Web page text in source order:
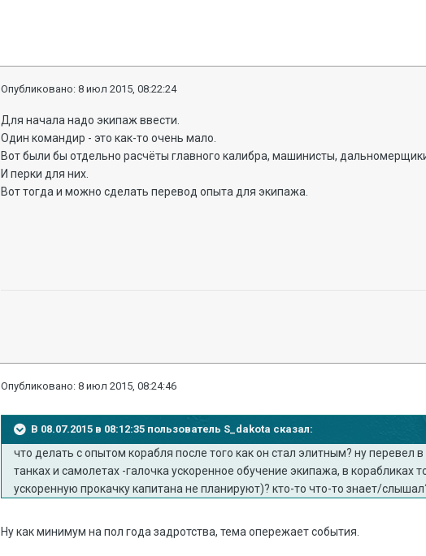
Опубликовано:8 июл 2015, 08:22:24
Для начала надо экипаж ввести.
Один командир - это как-то очень мало.
Вот были бы отдельно расчёты главного калибра, машинисты,
И перки для них.
Вот тогда и можно сделать перевод опыта для экипажа.
Опубликовано:8 июл 2015, 08:24:46
В 08.07.2015 в 08:12:35 пользователь S_dakota сказал:
что делать с опытом корабля после того как он стал элитным? ну перевел
танках и самолетах -галочка ускоренное обучение экипажа, в корабликах
ускоренную прокачку капитана не планируют)? кто-то что-то знает/
Ну как минимум на пол года задротства, тема опережает события.